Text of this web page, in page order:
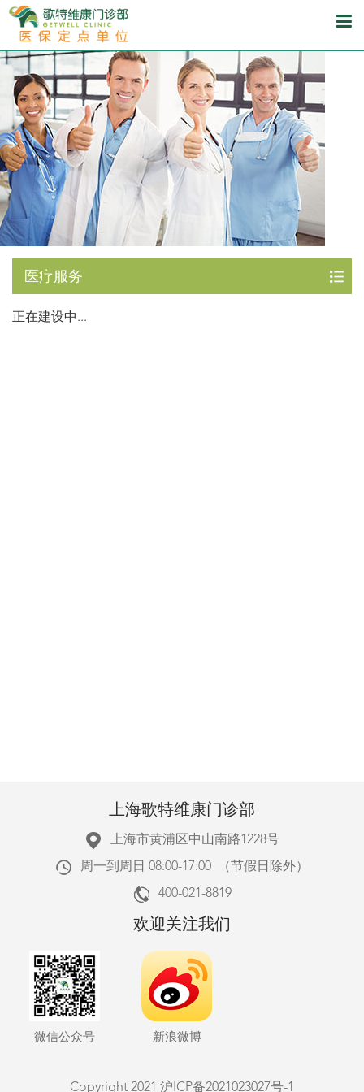
医疗服务
正在建设中...
上海歌特维康门诊部
上海市黄浦区中山南路1228号
周一到周日 08:00-17:00 （节假日除外）
400-021-8819
欢迎关注我们
微信公众号 新浪微博
Copyright 2021 沪ICP备2021023027号-1